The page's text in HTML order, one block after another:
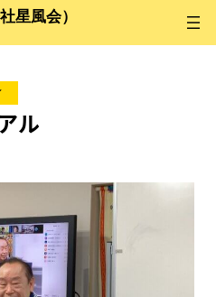
星風会）
ル